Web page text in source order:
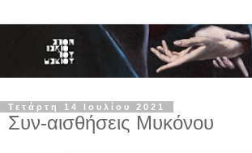
Τετάρτη 14 Ιουλίου 2021
Συν-αισθήσεις Μυκόνου